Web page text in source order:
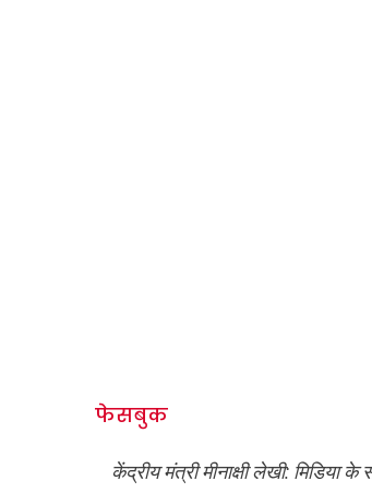
फेसबुक
केंद्रीय मंत्री मीनाक्षी लेखी: मिडिया